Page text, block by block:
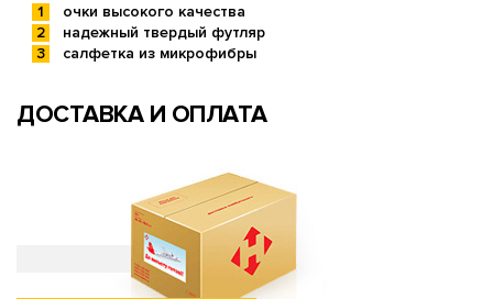
очки высокого качества
надежный твердый футляр
салфетка из микрофибры
ДОСТАВКА И ОПЛАТА